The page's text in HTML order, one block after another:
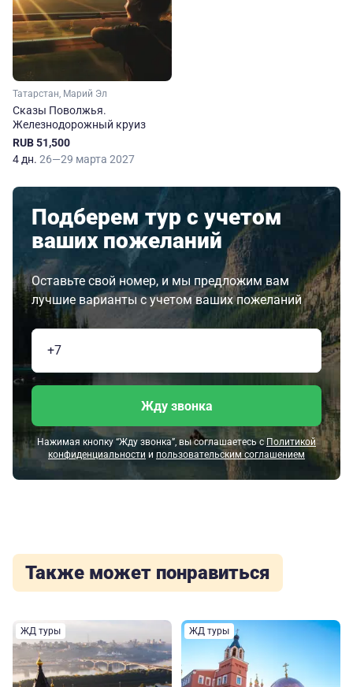
Татарстан, Марий Эл
Сказы Поволжья.
Железнодорожный круиз
RUB 51,500
4 дн. 26—29 марта 2027
Подберем тур с учетом
ваших пожеланий
Оставьте свой номер, и мы предложим вам
лучшие варианты с учетом ваших пожеланий
Жду звонка
Нажимая кнопку “Жду звонка”, вы соглашаетесь с Политикой
конфиденциальности и пользовательским соглашением
Также может понравиться
ЖД туры ЖД туры